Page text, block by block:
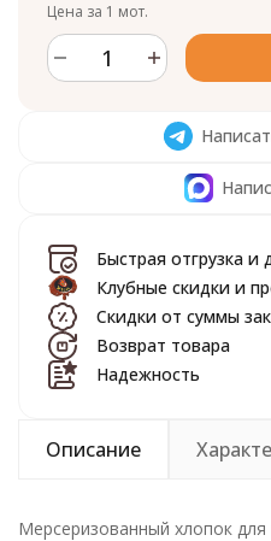
Цена за 1 мот.
Быстрая отгрузка и
Клубные скидки и
Скидки от суммы
Возврат товара
Надежность
Описание
Мерсеризованный хлопок